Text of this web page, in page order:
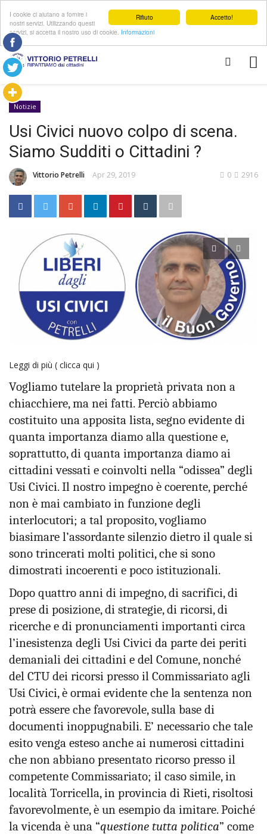
Accetto!
Rifiuto
I cookie ci aiutano a fornire i
nostri servizi. Utilizzando questi
servizi, si accetta il nostro uso di cookie. Informazioni
Notizie
Usi Civici nuovo colpo di scena.
Siamo Sudditi o Cittadini ?
Vittorio Petrelli Apr 29, 2019 2916
0
Leggi di più ( clicca qui )
Vogliamo tutelare la proprietà privata non a
chiacchiere, ma nei fatti. Perciò abbiamo
costituito una apposita lista, segno evidente di
quanta importanza diamo alla questione e,
soprattutto, di quanta importanza diamo ai
cittadini vessati e coinvolti nella “odissea” degli
Usi Civici. Il nostro impegno è coerente, perché
non è mai cambiato in funzione degli
interlocutori; a tal proposito, vogliamo
biasimare l’assordante silenzio dietro il quale si
sono trincerati molti politici, che si sono
dimostrati incoerenti e poco istituzionali.
Dopo quattro anni di impegno, di sacrifici, di
prese di posizione, di strategie, di ricorsi, di
ricerche e di pronunciamenti importanti circa
l’inesistenza degli Usi Civici da parte dei periti
demaniali dei cittadini e del Comune, nonché
del CTU dei ricorsi presso il Commissariato agli
Usi Civici, è ormai evidente che la sentenza non
potrà essere che favorevole, sulla base di
documenti inoppugnabili. E’ necessario che tale
esito venga esteso anche ai numerosi cittadini
che non abbiano presentato ricorso presso il
competente Commissariato; il caso simile, in
località Torricella, in provincia di Rieti, risoltosi
favorevolmente, è un esempio da imitare. Poiché
la vicenda è una “questione tutta politica” come